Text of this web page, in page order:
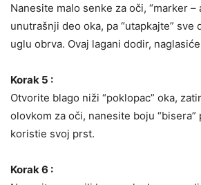
Nanesite malo senke za oči, “marker –
unutrašnji deo oka, pa “utapkajte” sve
uglu obrva. Ovaj lagani dodir,
Korak 5 :
Otvorite blago niži “poklopac” oka,
olovkom za oči, nanesite boju “bisera”
koristie svoj prst.
Korak 6 :